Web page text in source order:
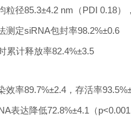
粒径85.3±4.2 nm（PDI 0.18）
测定siRNA包封率98.2%±0.6
累计释放率82.4%±3.5
效率89.7%±2.4，存活率
表达降低72.8%±4.1（